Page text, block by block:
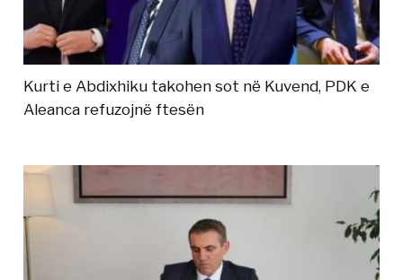
Kurti e Abdixhiku takohen sot në Kuvend, PDK e
Aleanca refuzojnë ftesën